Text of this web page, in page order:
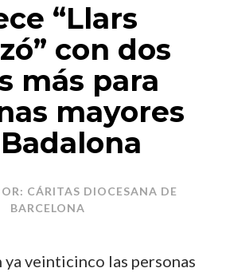
“Llars
con dos
más para
mayores
CÁRITAS DIOCESANA DE
BARCELONA
ya veinticinco las personas